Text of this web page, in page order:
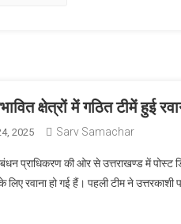
क्षेत्रों में गठित टीमें हुई
2025 Sarv Samachar
प्राधिकरण की ओर से उत्तराखण्ड में
लिए रवाना हो गई हैं। पहली टीम ने